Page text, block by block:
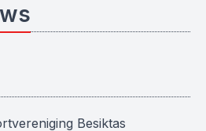
Besiktas